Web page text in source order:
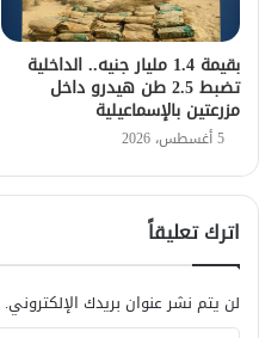
بقيمة 1.4 مليار جنيه.. الداخلية
تضبط 2.5 طن هيدرو داخل
مزرعتين بالإسماعيلية
5 أغسطس، 2026
اترك تعليقاً
لن يتم نشر عنوان بريدك الإلكتروني.